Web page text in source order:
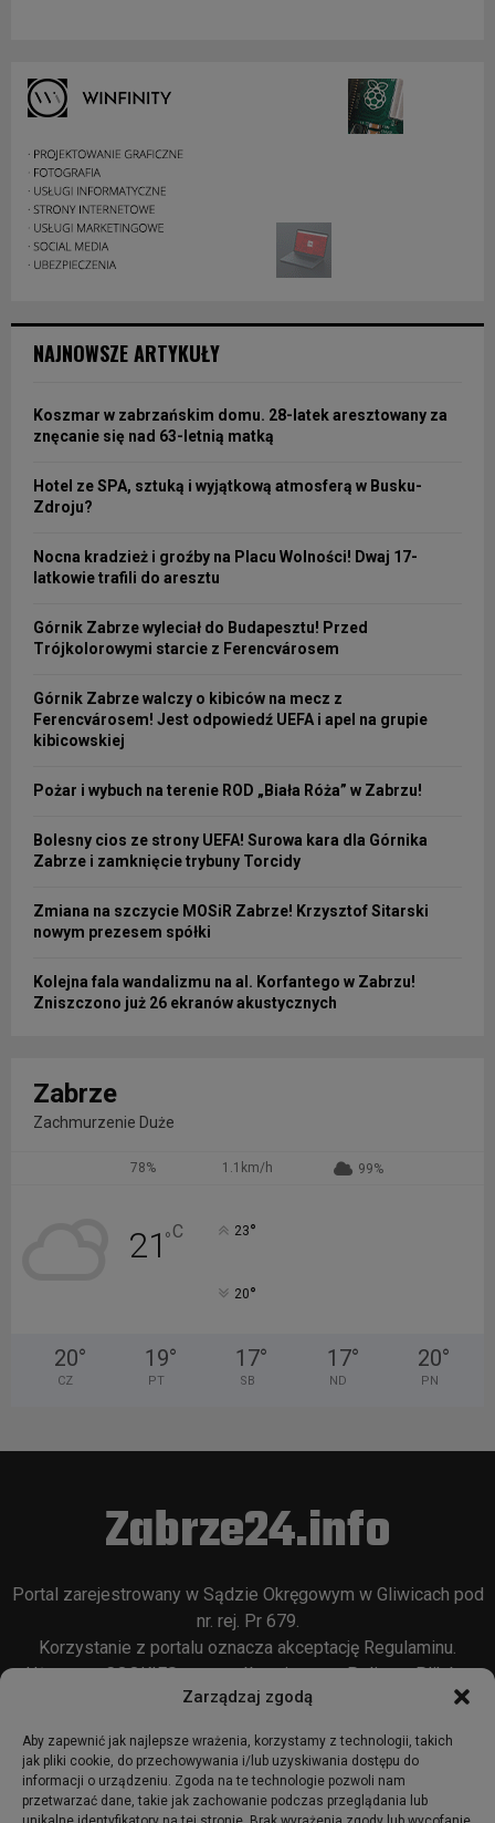
Zarządzaj zgodą
Aby zapewnić jak najlepsze wrażenia, korzystamy z technologii, takich
jak pliki cookie, do przechowywania i/lub uzyskiwania dostępu do
informacji o urządzeniu. Zgoda na te technologie pozwoli nam
przetwarzać dane, takie jak zachowanie podczas przeglądania lub
NAJNOWSZE ARTYKUŁY
Koszmar w zabrzańskim domu. 28-latek aresztowany za
znęcanie się nad 63-letnią matką
Hotel ze SPA, sztuką i wyjątkową atmosferą w Busku-
Zdroju?
Nocna kradzież i groźby na Placu Wolności! Dwaj 17-
latkowie trafili do aresztu
Górnik Zabrze wyleciał do Budapesztu! Przed
Trójkolorowymi starcie z Ferencvárosem
Górnik Zabrze walczy o kibiców na mecz z
Ferencvárosem! Jest odpowiedź UEFA i apel na grupie
kibicowskiej
Pożar i wybuch na terenie ROD „Biała Róża” w Zabrzu!
Bolesny cios ze strony UEFA! Surowa kara dla Górnika
Zabrze i zamknięcie trybuny Torcidy
Zmiana na szczycie MOSiR Zabrze! Krzysztof Sitarski
nowym prezesem spółki
Kolejna fala wandalizmu na al. Korfantego w Zabrzu!
Zniszczono już 26 ekranów akustycznych
Zabrze
Zachmurzenie Duże
78% 1.1km/h 99%
21°C 23°
20°
20°
CZ
19°
PT
17°
SB
17°
ND
20°
PN
Zabrze24.info
Portal zarejestrowany w Sądzie Okręgowym w Gliwicach pod
nr. rej. Pr 679.
Korzystanie z portalu oznacza akceptację Regulaminu
Używamy COOKIES w sposób opisany wPolityce Plików
Cookie